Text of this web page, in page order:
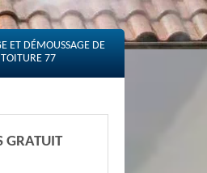
ET DÉMOUSSAGE DE
TOITURE 77
GRATUIT